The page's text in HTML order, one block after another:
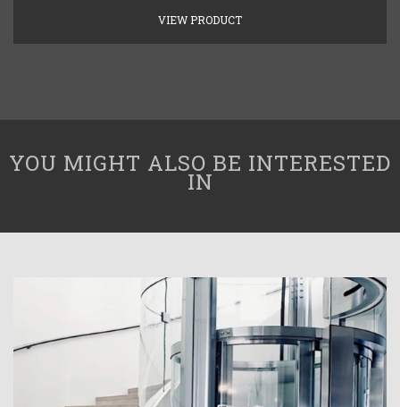
VIEW PRODUCT
YOU MIGHT ALSO BE INTERESTED
IN